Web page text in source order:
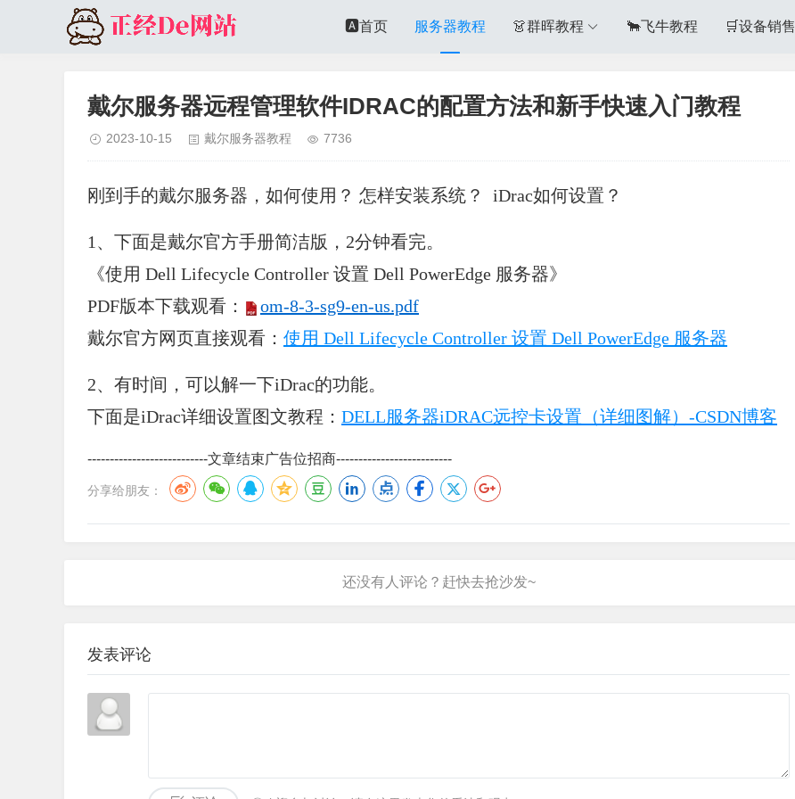
🅰️首页 服务器教程 👗群晖教程 🐂飞牛教程 🛒设备销售
戴尔服务器远程管理软件IDRAC的配置方法和新手快速入门教程
2023-10-15 戴尔服务器教程 7736
刚到手的戴尔服务器， 如何使用？ 怎样安装系统？ iDrac如何设置？
1、下面是戴尔官方手册简洁版，2分钟看完。
《使用 Dell Lifecycle Controller 设置 Dell PowerEdge 服务器》
PDF版本下载观看：
om-8-3-sg9-en-us.pdf
戴尔官方网页直接观看： 使用 Dell Lifecycle Controller 设置 Dell PowerEdge 服务器
2、有时间，可以解一下iDrac的功能。
下面是iDrac详细设置图文教程： DELL服务器iDRAC远控卡设置（详细图解）-CSDN博客
---------------------------文章结束广告位招商--------------------------
分享给朋友：
发表评论